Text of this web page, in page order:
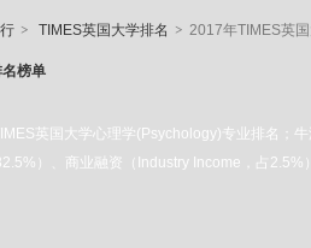
> TIMES英国大学排名 > 2017年TIMES英
榜单
英国大学心理学(Psychology)专业排名
）、商业融资（Industry Income，占